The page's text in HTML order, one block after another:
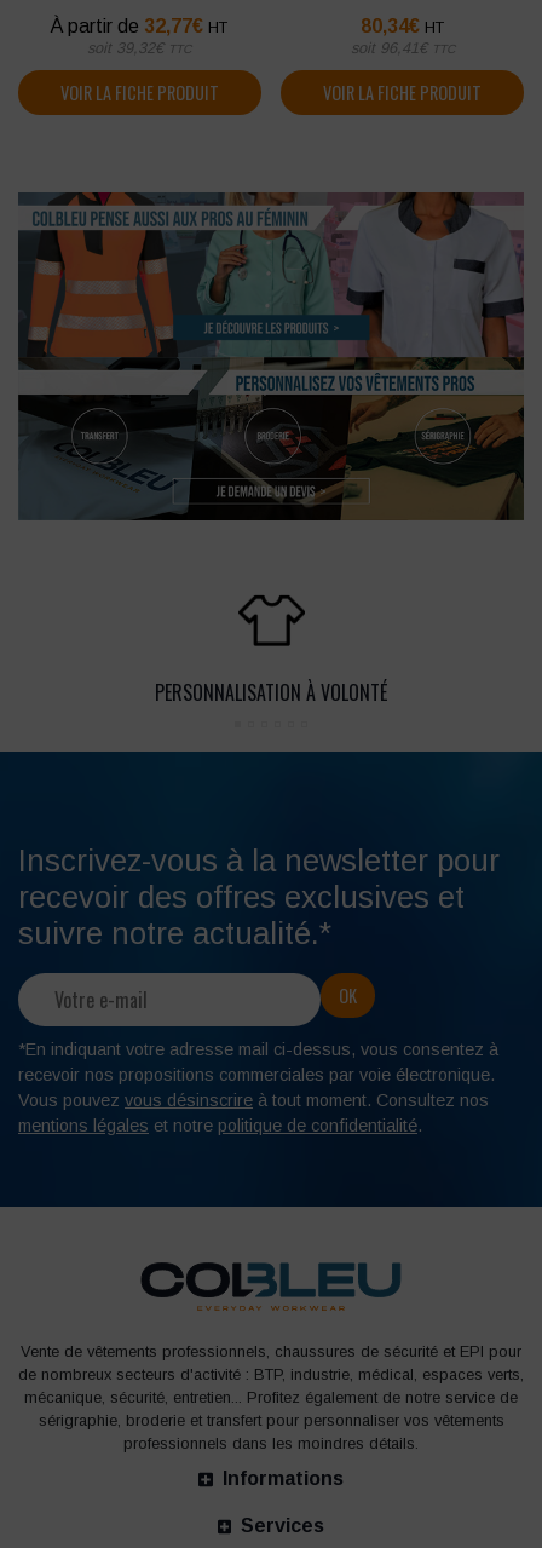
À partir de 32,77€ HT
soit 39,32€ TTC
VOIR LA FICHE PRODUIT
80,34€ HT
soit 96,41 € TTC
VOIR LA FICHE PRODUIT
PERSONNALISATION À VOLONTÉ
Inscrivez-vous à la newsletter pour
recevoir des offres exclusives et
suivre notre actualité.*
*En indiquant votre adresse mail ci-dessus, vous consentez à
recevoir nos propositions commerciales par voie électronique.
Vous pouvez vous désinscrire à tout moment. Consultez nos
mentions légales et notre politique de confidentialité.
Vente de vêtements professionnels, chaussures de sécurité et EPI pour
de nombreux secteurs d'activité : BTP, industrie, médical, espaces verts,
mécanique, sécurité, entretien... Profitez également de notre service de
sérigraphie, broderie et transfert pour personnaliser vos vêtements
professionnels dans les moindres détails.
Informations
Services